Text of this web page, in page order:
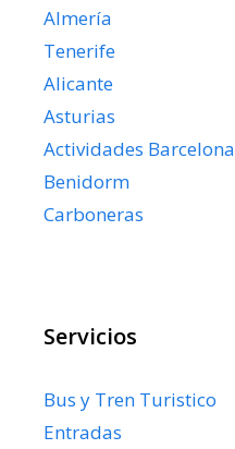
Almería
Tenerife
Alicante
Asturias
Actividades Barcelona
Benidorm
Carboneras
Servicios
Bus y Tren Turistico
Entradas